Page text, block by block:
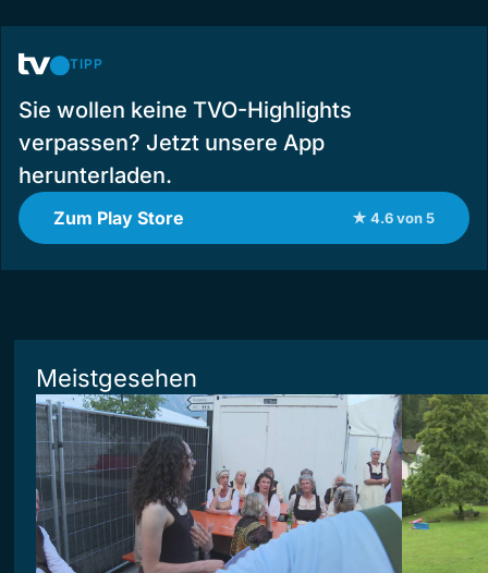
TIPP
Sie wollen keine TVO-Highlights
verpassen? Jetzt unsere App
herunterladen.
Zum Play Store ★ 4.6 von 5
Meistgesehen